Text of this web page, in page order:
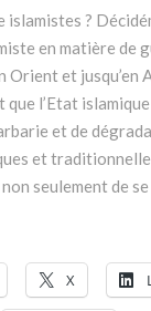
islamistes ?
en matière de
Orient et jusqu’en
que l’Etat
et de
et
seulement de
X